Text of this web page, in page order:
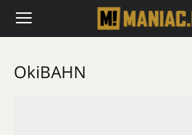
OkiBAHN